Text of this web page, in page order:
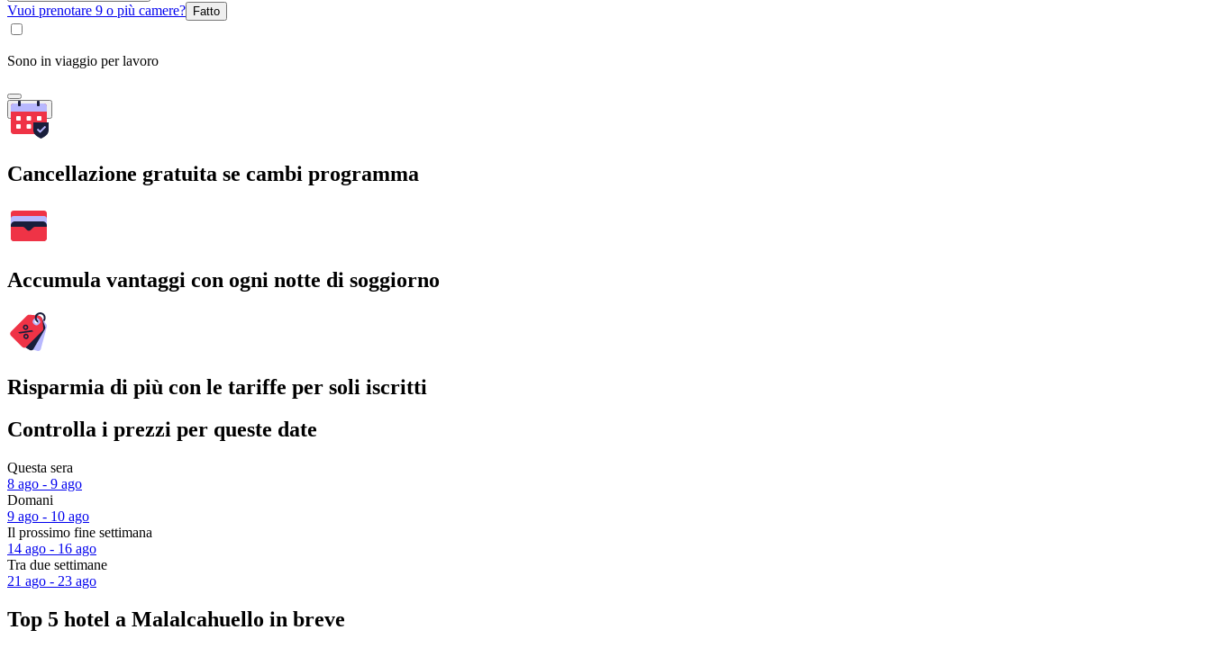
Vuoi prenotare 9 o più camere? Fatto
Sono in viaggio per lavoro
Cerca
Cancellazione gratuita se cambi programma
Accumula vantaggi con ogni notte di soggiorno
Risparmia di più con le tariffe per soli iscritti
Controlla i prezzi per queste date
Questa sera
8 ago - 9 ago
Domani
9 ago - 10 ago
Il prossimo fine settimana
14 ago - 16 ago
Tra due settimane
21 ago - 23 ago
Top 5 hotel a Malalcahuello in breve